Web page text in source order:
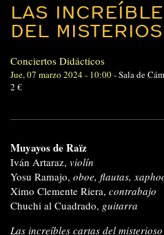
LAS
DEL
Conciertos Didácticos
Jue, 07 marzo 2024 - 10:00-Sala de
2 €
Muyayos de Raïz
Iván Artaraz, violín
Yosu Ramajo, oboe, flautas,
Ximo Clemente Riera, contrabajo
Chuchi al Cuadrado, guitarra
Las increíbles cartas del